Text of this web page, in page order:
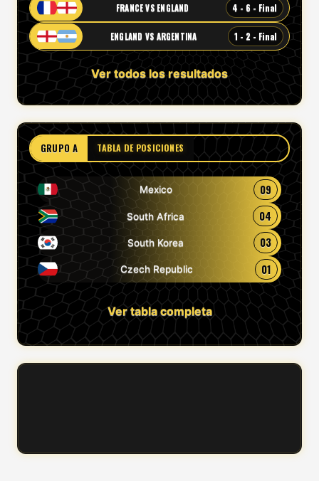
FRANCE VS ENGLAND 4 - 6 - Final
ENGLAND VS ARGENTINA 1 - 2 - Final
Ver todos los resultados
GRUPO A TABLA DE POSICIONES
Mexico 09
South Africa 04
South Korea 03
Czech Republic 01
Ver tabla completa